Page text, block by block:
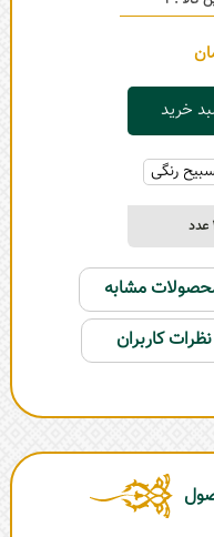
خرید
رنگی
عدد
مشابه
نظرات کاربران